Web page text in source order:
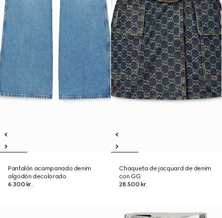
Pantalón acampanado denim
algodón decolorado
6.300 kr.
Chaqueta de jacquard de denim
con GG
28.500 kr.